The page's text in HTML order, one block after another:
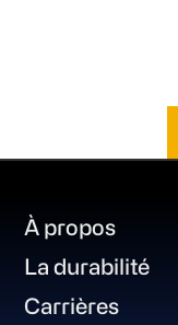
Footer
À propos
La durabilité
Carrières